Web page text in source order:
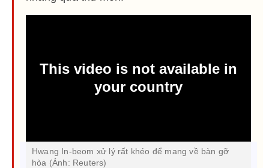
Hwang In-beom xử lý rất khéo để mang về bàn gỡ
hòa (Ảnh: Reuters)